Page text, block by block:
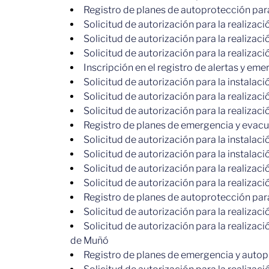
Registro de planes de autoprotección
Solicitud de autorización para la
Solicitud de autorización para la
Solicitud de autorización para la
Inscripción en el registro de alertas y
Solicitud de autorización para la
Solicitud de autorización para la
Solicitud de autorización para la
Registro de planes de emergencia y
Solicitud de autorización para la
Solicitud de autorización para la
Solicitud de autorización para la
Solicitud de autorización para la
Registro de planes de autoprotección
Solicitud de autorización para la
Solicitud de autorización para la
de Muñó
Registro de planes de emergencia y